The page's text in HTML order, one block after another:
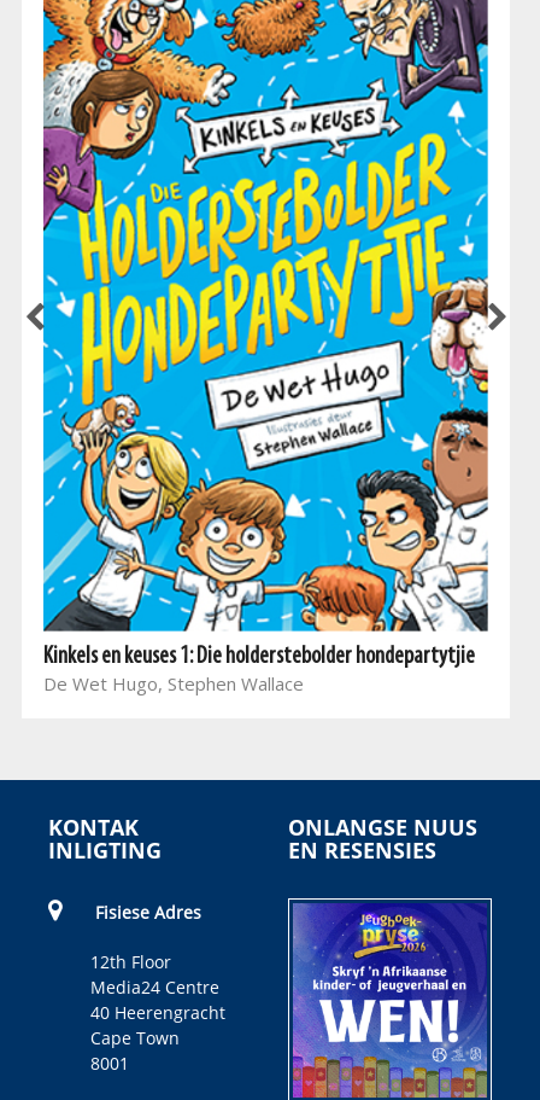
Kinkels en keuses 1: Die holderstebolder hondepartytjie
De Wet Hugo, Stephen Wallace
KONTAK
INLIGTING
Fisiese Adres
12th Floor
Media24 Centre
40 Heerengracht
Cape Town
8001
ONLANGSE NUUS
EN RESENSIES